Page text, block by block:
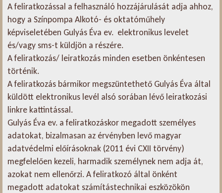
A feliratkozással a felhasználó hozzájárulását adja ahhoz,
hogy a Színpompa Alkotó- és oktatóműhely
képviseletében Gulyás Éva ev. elektronikus levelet
és/vagy sms-t küldjön a részére.
A feliratkozás/ leiratkozás minden esetben önkéntesen
történik.
A feliratkozás bármikor megszüntethető Gulyás Éva által
küldött elektronikus levél alsó sorában lévő leiratkozási
linkre kattintással.
Gulyás Éva ev. a feliratkozáskor megadott személyes
adatokat, bizalmasan az érvényben levő magyar
adatvédelmi előírásoknak (2011 évi CXII törvény)
megfelelően kezeli, harmadik személynek nem adja át,
azokat nem ellenőrzi. A feliratkozó által önként
megadott adatokat számítástechnikai eszközökön